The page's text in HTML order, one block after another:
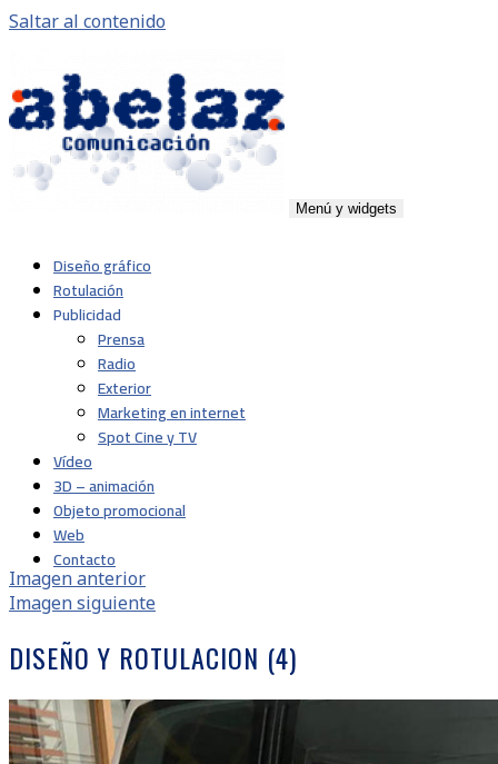
Saltar al contenido
Navarra
Menú y widgets
Diseño gráfico
Rotulación
Publicidad
Prensa
Radio
Exterior
Marketing en internet
Spot Cine y TV
Vídeo
3D – animación
Objeto promocional
Web
Contacto
Imagen anterior
Imagen siguiente
DISEÑO Y ROTULACION (4)